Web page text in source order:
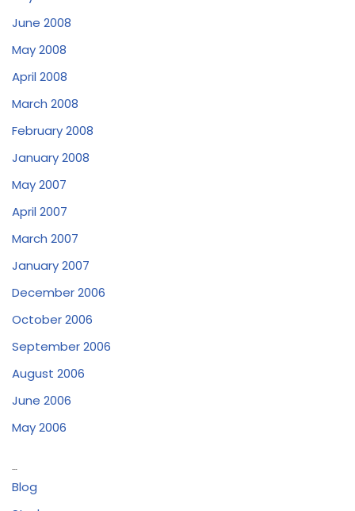
June 2008
May 2008
April 2008
March 2008
February 2008
January 2008
May 2007
April 2007
March 2007
January 2007
December 2006
October 2006
September 2006
August 2006
June 2006
May 2006
Blog